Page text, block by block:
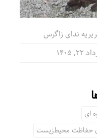
ندای زاگرس
۱۴۰۵
ای
حفاظت محیط‌زیست